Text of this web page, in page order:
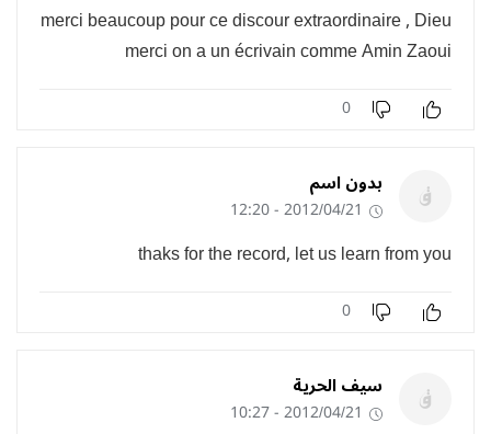
merci beaucoup pour ce discour extraordinaire , Dieu
merci on a un écrivain comme Amin Zaoui
0
بدون اسم
2012/04/21 - 12:20
thaks for the record, let us learn from you
0
سيف الحرية
2012/04/21 - 10:27